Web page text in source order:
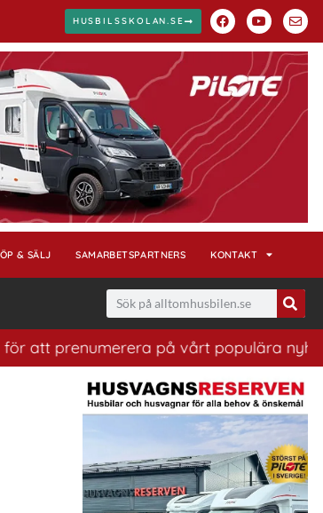
HUSBILSSKOLAN.SE
& SÄLJ SAMARBETSPARTNERS KONTAKT
på vårt populära